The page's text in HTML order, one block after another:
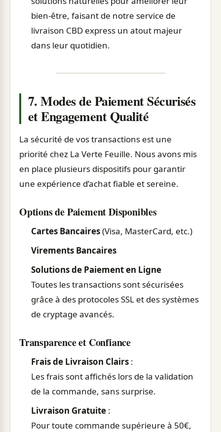
bien-être, faisant de notre service de
livraison CBD express un atout majeur
dans leur quotidien.
7. Modes de Paiement Sécurisés
et Engagement Qualité
La sécurité de vos transactions est une
priorité chez La Verte Feuille. Nous avons mis
en place plusieurs dispositifs pour garantir
une expérience d’achat fiable et sereine.
Options de Paiement Disponibles
Cartes Bancaires(Visa, MasterCard, etc.)
Virements Bancaires
Solutions de Paiement en Ligne
Toutes les transactions sont sécurisées
grâce à des protocoles SSL et des systèmes
de cryptage avancés.
Transparence et Confiance
Frais de Livraison Clairs :
Les frais sont affichés lors de la validation
de la commande, sans surprise.
Livraison Gratuite :
Pour toute commande supérieure à 50€,